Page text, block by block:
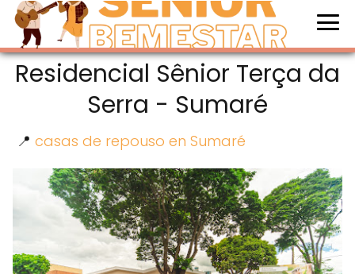
Residencial Sênior Terça da
Serra - Sumaré
📍 casas de repouso en Sumaré